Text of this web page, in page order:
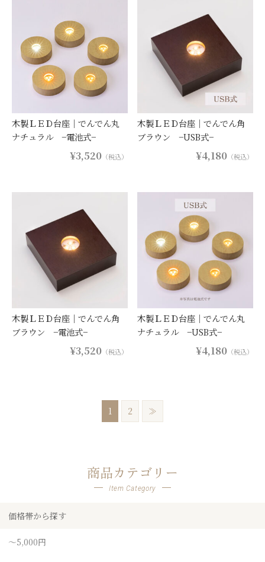
木製ＬＥＤ台座｜でんでん丸
ナチュラル −電池式−
¥3,520（税込）
木製ＬＥＤ台座｜でんでん角
ブラウン −USB式−
¥4,180（税込）
木製ＬＥＤ台座｜でんでん角
ブラウン −電池式−
¥3,520（税込）
木製ＬＥＤ台座｜でんでん丸
ナチュラル −USB式−
¥4,180（税込）
1 2 ≫
商品カテゴリー
Item Category
価格帯から探す
～5,000円